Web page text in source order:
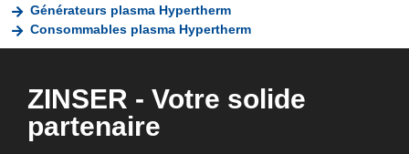
Générateurs plasma Hypertherm
Consommables plasma Hypertherm
ZINSER - Votre solide
partenaire